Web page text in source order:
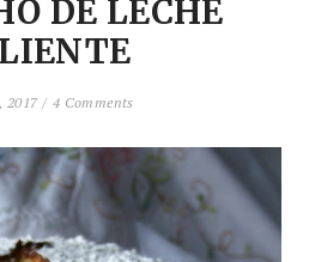
DE LECHE
2017 / 4 Comments